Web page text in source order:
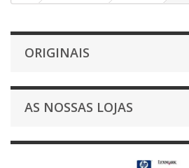
ORIGINAIS
AS NOSSAS LOJAS